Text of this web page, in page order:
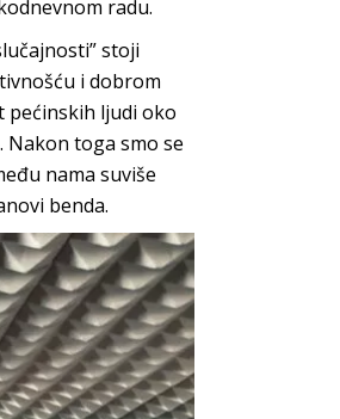
radu.
stoji
i dobrom
pećinskih ljudi oko
toga smo se
nama suviše
benda.